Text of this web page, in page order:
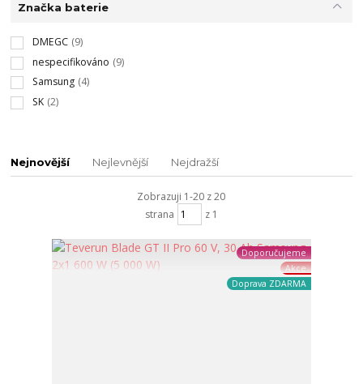
Značka baterie
DMEGC (9)
nespecifikováno (9)
Samsung (4)
SK (2)
Nejnovější Nejlevnější Nejdražší
Zobrazuji 1-20 z 20
strana
z 1
Doporučujeme
Akce
Doprava ZDARMA